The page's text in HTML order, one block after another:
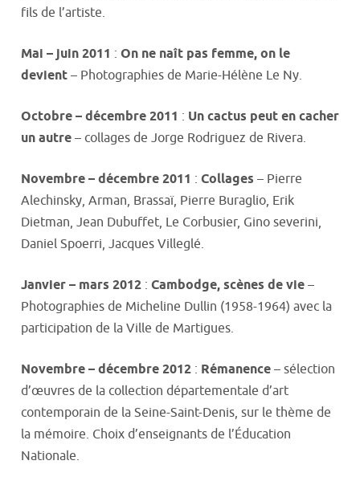
fils de l’artiste.
Mai – juin 2011 : On ne naît pas femme, on le
devient – Photographies de Marie-Hélène Le Ny.
Octobre – décembre 2011 : Un cactus peut en cacher
un autre – collages de Jorge Rodriguez de Rivera.
Novembre – décembre 2011 : Collages – Pierre
Alechinsky, Arman, Brassaï, Pierre Buraglio, Erik
Dietman, Jean Dubuffet, Le Corbusier, Gino severini,
Daniel Spoerri, Jacques Villeglé.
Janvier – mars 2012 : Cambodge, scènes de vie –
Photographies de Micheline Dullin (1958-1964) avec la
participation de la Ville de Martigues.
Novembre – décembre 2012 : Rémanence – sélection
d’œuvres de la collection départementale d’art
contemporain de la Seine-Saint-Denis, sur le thème de
la mémoire. Choix d’enseignants de l’Éducation
Nationale.